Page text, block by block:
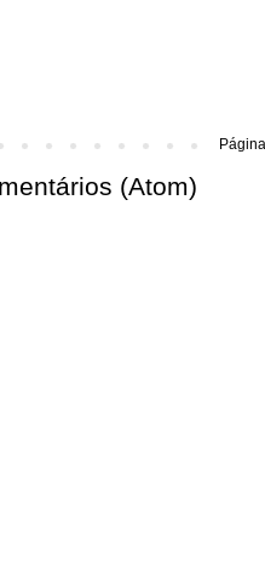
(Atom)